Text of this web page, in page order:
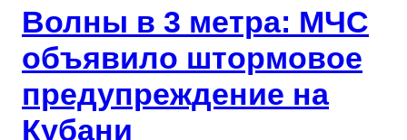
Волны в 3 метра: МЧС
объявило штормовое
предупреждение на
Кубани